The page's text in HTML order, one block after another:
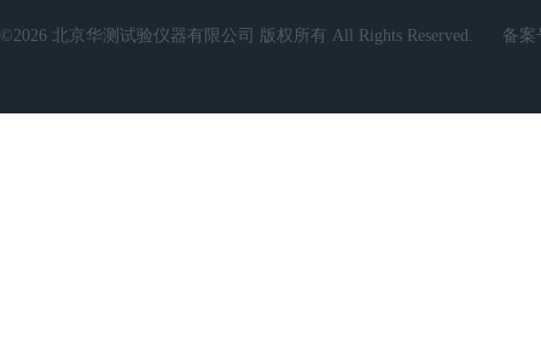
©2026 北京华测试验仪器有限公司 版权所有 All Rights Reserved. 备案